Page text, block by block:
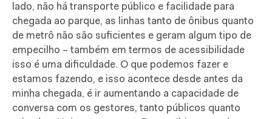
lado, não há transporte público e facilidade para
chegada ao parque, as linhas tanto de ônibus quanto
de metrô não são suficientes e geram algum tipo de
empecilho – também em termos de acessibilidade
isso é uma dificuldade. O que podemos fazer e
estamos fazendo, e isso acontece desde antes da
minha chegada, é ir aumentando a capacidade de
conversa com os gestores, tanto públicos quanto